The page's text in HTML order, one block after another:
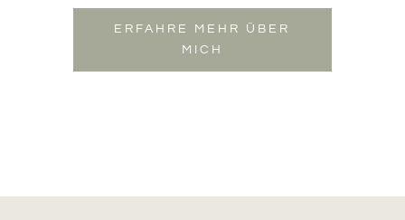
ERFAHRE MEHR ÜBER
MICH